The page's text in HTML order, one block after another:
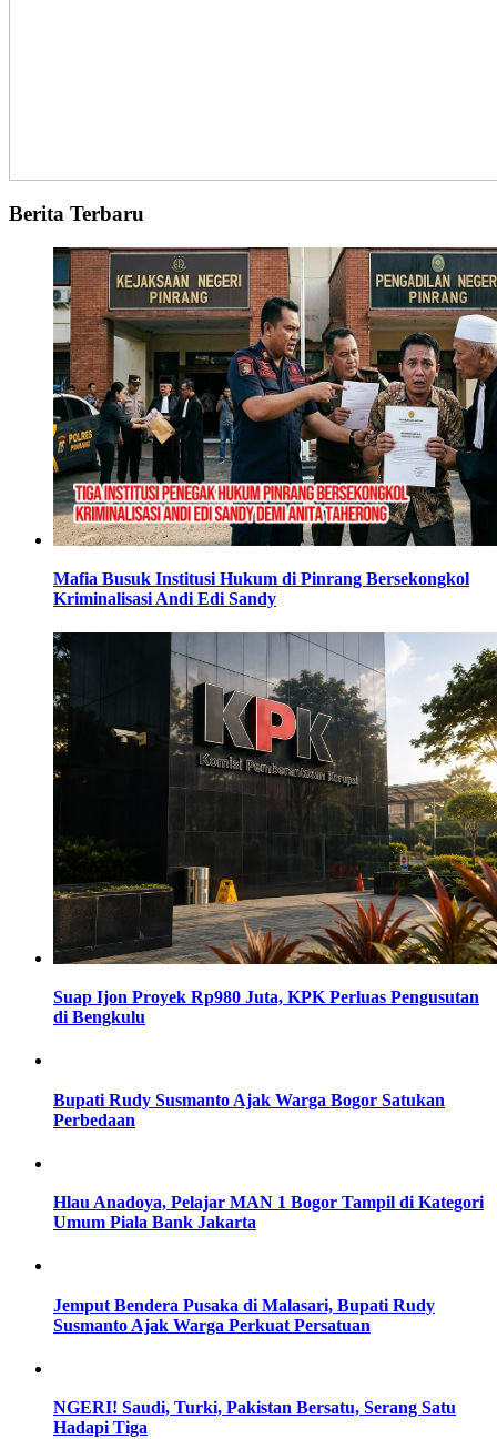
Berita Terbaru
Mafia Busuk Institusi Hukum di Pinrang Bersekongkol
Kriminalisasi Andi Edi Sandy
Suap Ijon Proyek Rp980 Juta, KPK Perluas Pengusutan
di Bengkulu
Bupati Rudy Susmanto Ajak Warga Bogor Satukan
Perbedaan
Hlau Anadoya, Pelajar MAN 1 Bogor Tampil di Kategori
Umum Piala Bank Jakarta
Jemput Bendera Pusaka di Malasari, Bupati Rudy
Susmanto Ajak Warga Perkuat Persatuan
NGERI! Saudi, Turki, Pakistan Bersatu, Serang Satu
Hadapi Tiga